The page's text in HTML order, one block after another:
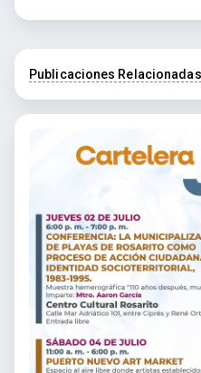
Publicaciones Relacionadas